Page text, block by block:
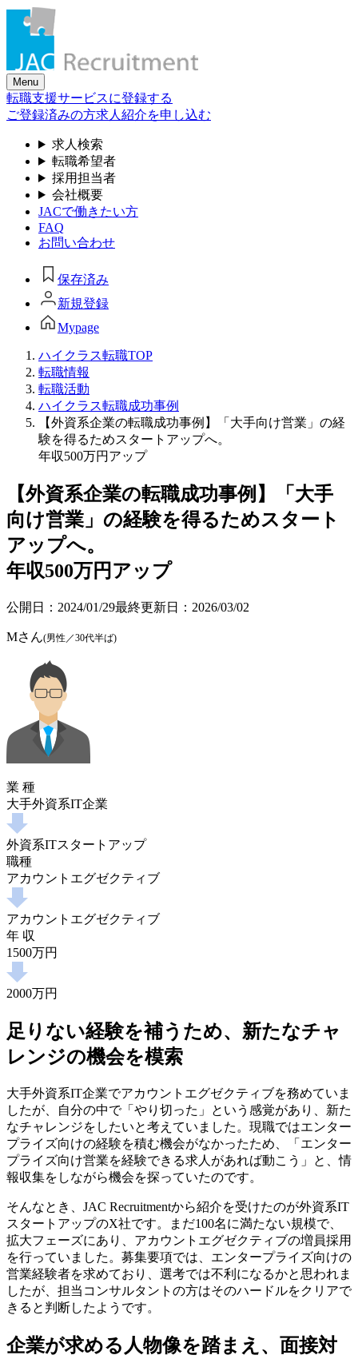
Skip
content
Menu
転職支援サービスに登録する
ご登録済みの方求人紹介を申し込む
求人検索
転職希望者
採用担当者
会社概要
JACで働きたい方
FAQ
お問い合わせ
保存済み
新規登録
Mypage
ハイクラス転職TOP
転職情報
転職活動
ハイクラス転職成功事例
【外資系企業の転職成功事例】「大手向け営業」の経
験を得るためスタートアップへ。
年収500万円アップ
【外資系企業の転職成功事例】「大手
向け営業」の経験を得るためスタート
アップへ。
年収500万円アップ
公開日： 2024/01/29最終更新日： 2026/03/02
Mさん(男性／30代半ば)
業 種
大手外資系IT企業
外資系ITスタートアップ
職種
アカウントエグゼクティブ
アカウントエグゼクティブ
年 収
1500万円
2000万円
足りない経験を補うため、新たなチャ
レンジの機会を模索
大手外資系IT企業でアカウントエグゼクティブを務めていま
したが、自分の中で「やり切った」という感覚があり、新た
なチャレンジをしたいと考えていました。現職ではエンター
プライズ向けの経験を積む機会がなかったため、「エンター
プライズ向け営業を経験できる求人があれば動こう」と、情
報収集をしながら機会を探っていたのです。
そんなとき、JAC Recruitmentから紹介を受けたのが外資系IT
スタートアップのX社です。まだ100名に満たない規模で、
拡大フェーズにあり、アカウントエグゼクティブの増員採用
を行っていました。募集要項では、エンタープライズ向けの
営業経験者を求めており、選考では不利になるかと思われま
したが、担当コンサルタントの方はそのハードルをクリアで
きると判断したようです。
企業が求める人物像を踏まえ、面接対